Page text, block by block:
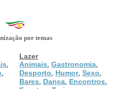
por temas
Lazer
Animais Gastronomia
Desporto Humor, Sexo
Bares Dança Encontros